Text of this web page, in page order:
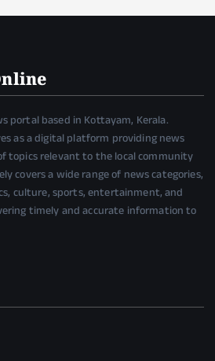
portal based in Kottayam, Kerala.
as a digital platform providing news
topics relevant to the local community
covers a wide range of news categories,
culture, sports, entertainment, and
timely and accurate information to